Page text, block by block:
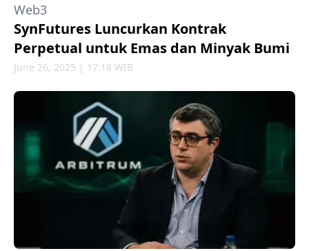
Web3
SynFutures Luncurkan Kontrak
Perpetual untuk Emas dan Minyak Bumi
June 26, 2025 | 17:18 WIB